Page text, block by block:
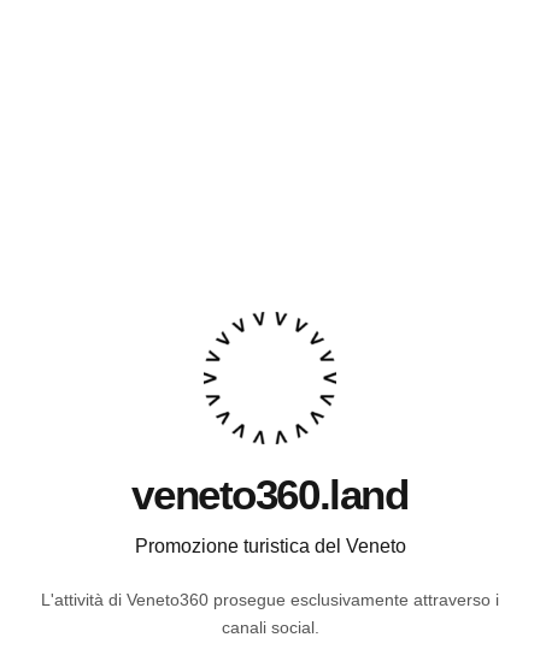
veneto360.land
Promozione turistica del Veneto
L'attività di Veneto360 prosegue esclusivamente attraverso i
canali social.